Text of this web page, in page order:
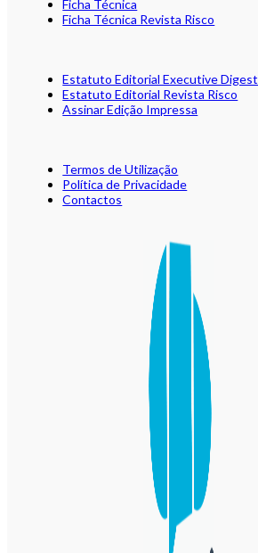
Ficha Técnica
Ficha Técnica Revista Risco
Estatuto Editorial Executive Digest
Estatuto Editorial Revista Risco
Assinar Edição Impressa
Termos de Utilização
Política de Privacidade
Contactos